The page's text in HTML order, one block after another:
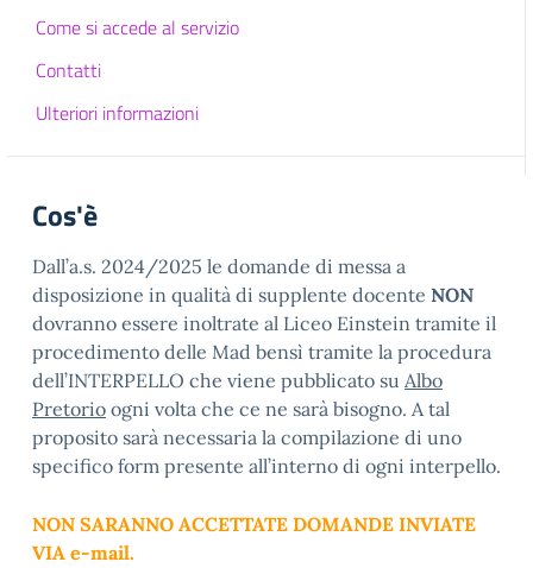
Come si accede al servizio
Contatti
Ulteriori informazioni
Cos'è
Dall’a.s. 2024/2025 le domande di messa a
disposizione in qualità di supplente docente NON
dovranno essere inoltrate al Liceo Einstein tramite il
procedimento delle Mad bensì tramite la procedura
dell’INTERPELLO che viene pubblicato su Albo
Pretorio ogni volta che ce ne sarà bisogno. A tal
proposito sarà necessaria la compilazione di uno
specifico form presente all’interno di ogni interpello.
NON SARANNO ACCETTATE DOMANDE INVIATE
VIA e-mail.